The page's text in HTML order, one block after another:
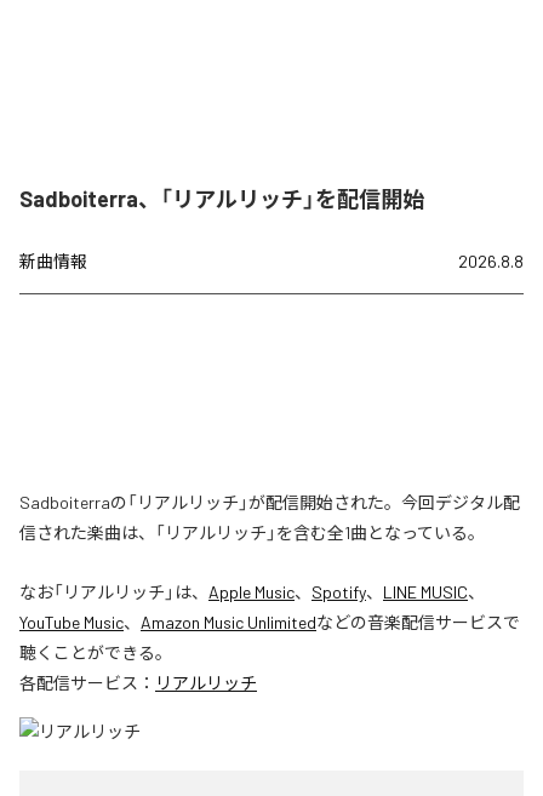
Sadboiterra、「リアルリッチ」を配信開始
新曲情報 2026.8.8
Sadboiterraの「リアルリッチ」が配信開始された。今回デジタル配
信された楽曲は、「リアルリッチ」を含む全1曲となっている。
なお「リアルリッチ 」は、 Apple Music、 Spotify、 LINE MUSIC、
YouTube Music、 Amazon Music Unlimitedなどの音楽配信サービスで
聴くことができる。
各配信サービス： リアルリッチ